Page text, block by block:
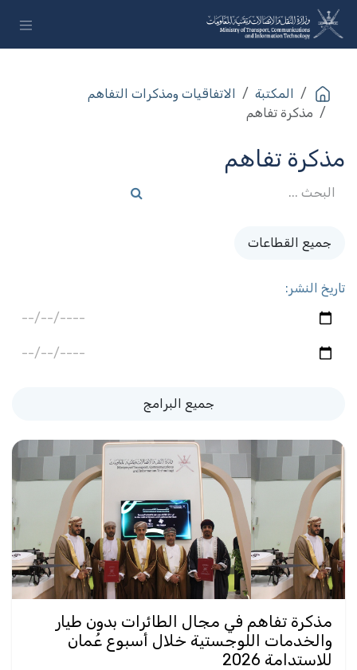
تخطي للذهاب إلى المحتوى
المكتبة
الاتفاقيات ومذكرات التفاهم
مذكرة تفاهم
مذكرة تفاهم
جميع القطاعات
مذكرة تفاهم في مجال الطائرات بدون طيار
والخدمات اللوجستية خلال أسبوع عُمان
للاستدامة 2026
تاريخ النشر:
جميع البرامج